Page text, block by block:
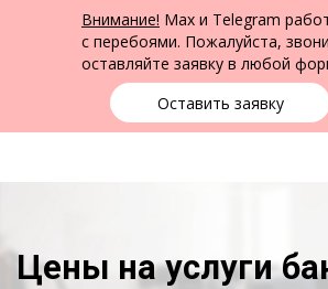
Внимание! Max и Telegram
с перебоями. Пожалуйста,
оставляйте заявку в любой
Оставить заявку
Меню
Юридическая помощь в Барнауле
ФПК Альтернатива
Барнаул
выбрать город
+7 (3852) 22-22-